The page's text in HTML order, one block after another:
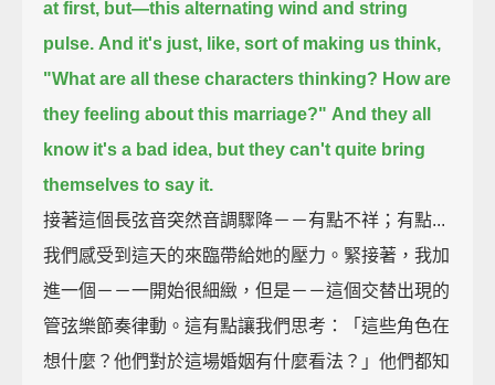
at first, but—this alternating wind and string
pulse. And it's just, like, sort of making us think,
"What are all these characters thinking? How are
they feeling about this marriage?" And they all
know it's a bad idea, but they can't quite bring
themselves to say it.
接著這個長弦音突然音調驟降－－有點不祥；有點...
我們感受到這天的來臨帶給她的壓力。緊接著，我加
進一個－－一開始很細緻，但是－－這個交替出現的
管弦樂節奏律動。這有點讓我們思考：「這些角色在
想什麼？他們對於這場婚姻有什麼看法？」他們都知